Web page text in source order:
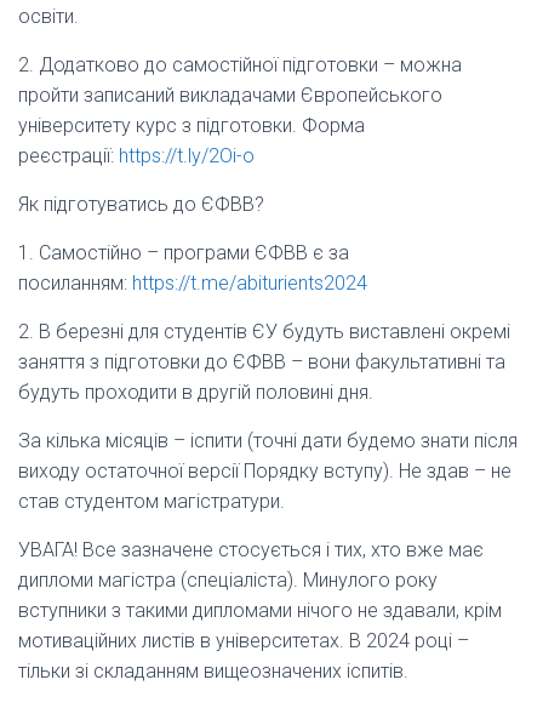
освіти.
2. Додатково до самостійної підготовки – можна
пройти записаний викладачами Європейського
університету курс з підготовки. Форма
реєстрації: https://t.ly/2Oi-o
Як підготуватись до ЄФВВ?
1. Самостійно – програми ЄФВВ є за
посиланням: https://t.me/abiturients2024
2. В березні для студентів ЄУ будуть виставлені окремі
заняття з підготовки до ЄФВВ – вони факультативні та
будуть проходити в другій половині дня.
За кілька місяців – іспити (точні дати будемо знати після
виходу остаточної версії Порядку вступу). Не здав – не
став студентом магістратури.
УВАГА! Все зазначене стосується і тих, хто вже має
дипломи магістра (спеціаліста). Минулого року
вступники з такими дипломами нічого не здавали, крім
мотиваційних листів в університетах. В 2024 році –
тільки зі складанням вищеозначених іспитів.